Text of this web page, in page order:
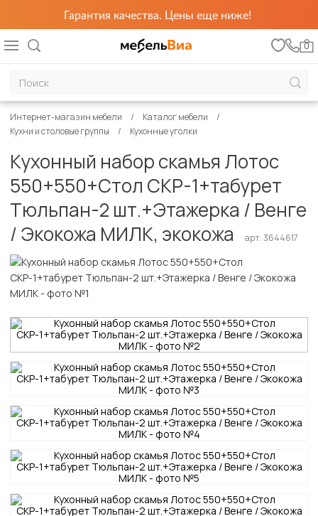
Гарантия качества. Цены еще ниже!
0
Интернет-магазин мебели
Каталог мебели
Кухни и столовые группы
Кухонные уголки
Кухонный набор скамья Лотос
550+550+Стол СКР-1+табурет
Тюльпан-2 шт.+Этажерка / Венге
/ Экокожа МИЛК, экокожа
арт. 3644617